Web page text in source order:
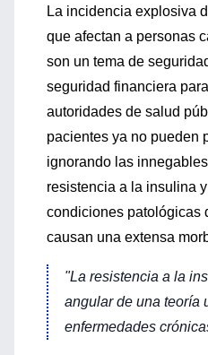
La incidencia explosiva
que afectan a personas
son un tema de
seguridad financiera
autoridades de salud
pacientes ya no pueden
ignorando las
resistencia a la insulina
condiciones patológicas
causan una extensa
"La resistencia a la
angular de una teoría
enfermedades